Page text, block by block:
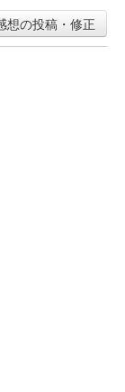
想の投稿・修正